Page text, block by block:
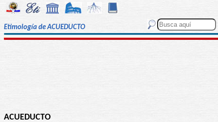
Etimología de ACUEDUCTO
ACUEDUCTO